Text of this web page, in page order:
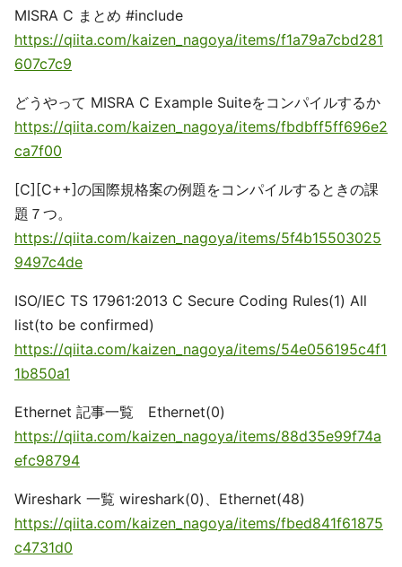
MISRA C まとめ #include
https://qiita.com/kaizen_nagoya/items/f1a79a7cbd281
607c7c9
どうやって MISRA C Example Suiteをコンパイルするか
https://qiita.com/kaizen_nagoya/items/fbdbff5ff696e2
ca7f00
[C][C++]の国際規格案の例題をコンパイルするときの課
題７つ。
https://qiita.com/kaizen_nagoya/items/5f4b15503025
9497c4de
ISO/IEC TS 17961:2013 C Secure Coding Rules(1) All
list(to be confirmed)
https://qiita.com/kaizen_nagoya/items/54e056195c4f1
1b850a1
Ethernet 記事一覧 Ethernet(0)
https://qiita.com/kaizen_nagoya/items/88d35e99f74a
efc98794
Wireshark 一覧 wireshark(0)、Ethernet(48)
https://qiita.com/kaizen_nagoya/items/fbed841f61875
c4731d0